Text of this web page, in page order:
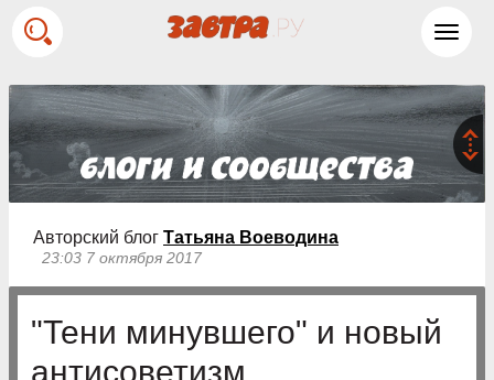
Авторский блог Татьяна Воеводина
23:03 7 октября 2017
"Тени минувшего" и новый
антисоветизм